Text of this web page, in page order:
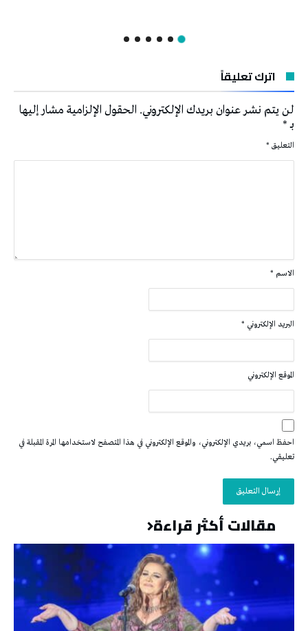
اترك تعليقاً
لن يتم نشر عنوان بريدك الإلكتروني. الحقول الإلزامية مشار إليها
بـ*
التعليق *
الاسم *
البريد الإلكتروني *
الموقع الإلكتروني
احفظ اسمي، بريدي الإلكتروني، والموقع الإلكتروني في هذا المتصفح لاستخدامها المرة المقبلة في
تعليقي.
مقالات أكثر قراءة